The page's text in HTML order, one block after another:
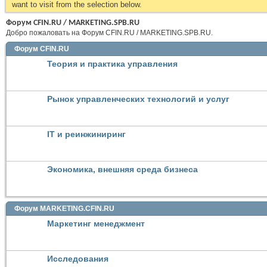
want to visit from the selection below.
Форум CFIN.RU / MARKETING.SPB.RU
Добро пожаловать на Форум CFIN.RU / MARKETING.SPB.RU.
Форум CFIN.RU
Теория и практика управления
Рынок управленческих технологий и услуг
IT и реинжиниринг
Экономика, внешняя среда бизнеса
Форум MARKETING.CFIN.RU
Маркетинг менеджмент
Исследования